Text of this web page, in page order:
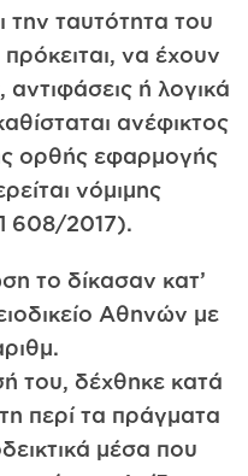
την ταυτότητα του
να έχουν
ή λογικά
ανέφικτος
ορθής εφαρμογής
νόμιμης
608/2017).
το δίκασαν κατ’
Αθηνών με
του, δέχθηκε κατά
περί τα πράγματα
μέσα που